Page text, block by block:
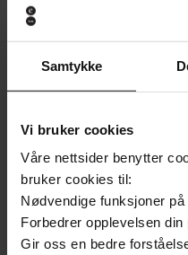
Samtykke
Vi bruker cookies
Våre nettsider benytter
bruker cookies til:
Nødvendige funksjoner
Forbedrer opplevelsen
Gir oss en bedre